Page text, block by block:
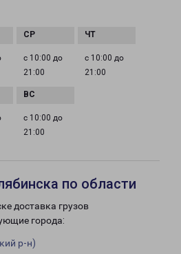
с 10:00 до
21:00
с 10:00 до
21:00
с 10:00 до
21:00
по области
доставка грузов
города:
р-н)